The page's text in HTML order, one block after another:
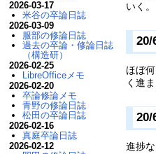
いく。
20/
ほぼ
く進
20/
進捗な
2026-03-17
米谷の卒論日誌
2026-03-09
服部の修論日誌
過去の卒論・修論日誌
（構造研）
2026-02-25
LibreOfficeメモ
2026-02-20
卒論修論メモ
青野の修論日誌
松田の卒論日誌
2026-02-16
真庭卒論日誌
2026-02-12